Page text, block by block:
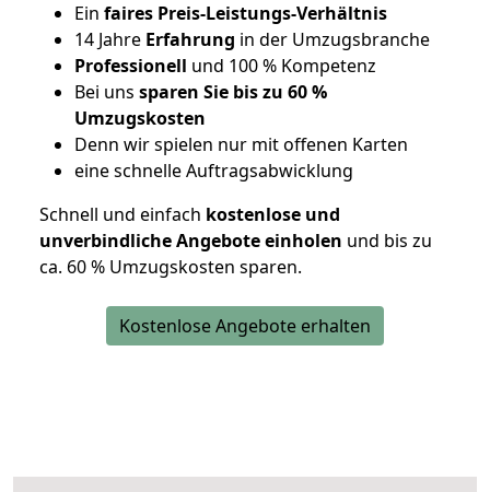
Ein faires Preis-Leistungs-Verhältnis
14 Jahre Erfahrung in der Umzugsbranche
Professionell und 100 % Kompetenz
Bei uns sparen Sie bis zu 60 %
Umzugskosten
Denn wir spielen nur mit offenen Karten
eine schnelle Auftragsabwicklung
Schnell und einfach kostenlose und
unverbindliche Angebote einholen und bis zu
ca. 60 % Umzugskosten sparen.
Kostenlose Angebote erhalten